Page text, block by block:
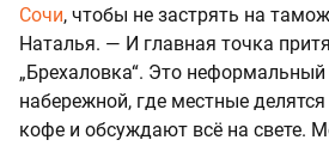
Сочи, чтобы не застрять на
Наталья. — И главная точка
„Брехаловка“. Это неформальный
набережной, где местные
кофе и обсуждают всё на свете.